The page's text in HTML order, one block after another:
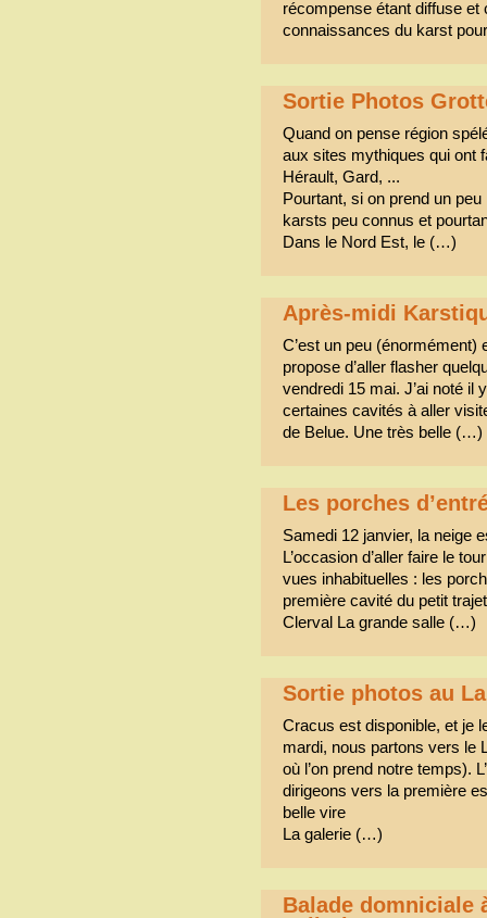
récompense étant diffuse et
connaissances du karst
Sortie Photos
Quand on pense région
aux sites mythiques qui ont
Hérault, Gard, ...
Pourtant, si on prend un
karsts peu connus et
Dans le Nord Est, le (…)
Après-midi
C’est un peu (énormément)
propose d’aller flasher
vendredi 15 mai. J’ai noté il
certaines cavités à aller
de Belue. Une très belle (…)
Les porches
Samedi 12 janvier, la neige
L’occasion d’aller faire le
vues inhabituelles : les
première cavité du petit
Clerval La grande salle (…)
Sortie photos au
Cracus est disponible, et je
mardi, nous partons vers le
où l’on prend notre temps).
dirigeons vers la première
belle vire
La galerie (…)
Balade domniciale